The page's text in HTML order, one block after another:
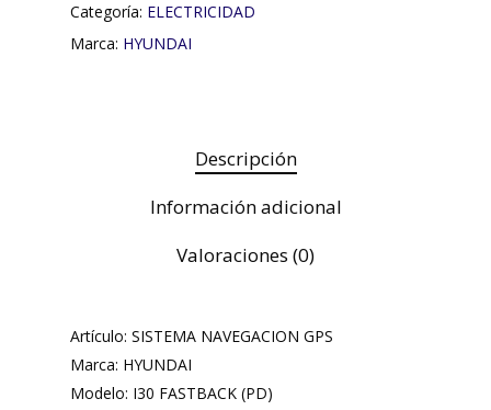
Categoría: ELECTRICIDAD
Marca: HYUNDAI
Descripción
Información adicional
Valoraciones (0)
Artículo: SISTEMA NAVEGACION GPS
Marca: HYUNDAI
Modelo: I30 FASTBACK (PD)